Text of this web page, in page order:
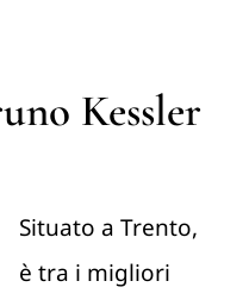
Kessler
Situato a Trento,
è tra i migliori